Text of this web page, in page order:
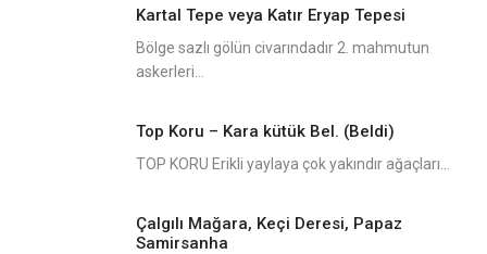
Kartal Tepe veya Katır Eryap Tepesi
Bölge sazlı gölün civarındadır 2. mahmutun
askerleri...
Top Koru – Kara kütük Bel. (Beldi)
TOP KORU Erikli yaylaya çok yakındır ağaçları...
Çalgılı Mağara, Keçi Deresi, Papaz
Samirsanha